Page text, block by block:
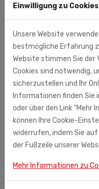
15 Minuten auf den
Tagen eine
Die Pilzkrankheit wird
solche hygienischen
Problems durchgeführt
den Einsatz von
in Russland. Vertrieb in
Duisburger Str. 44
täglich un nach Bedarf.
anwenden. Nicht auf
verwenden.
Palmate, Aquq, Sodium
Einwilligung zu
Unsere Website
bestmögliche Erfahrung
Website stimmen Sie der
Cookies sind notwendig,
sicherzustellen und Ihr
Informationen finden Sie
oder über den Link "Mehr
können Ihre Cookie-
widerrufen, indem Sie
der Fußzeile unserer
Mehr Informationen zu